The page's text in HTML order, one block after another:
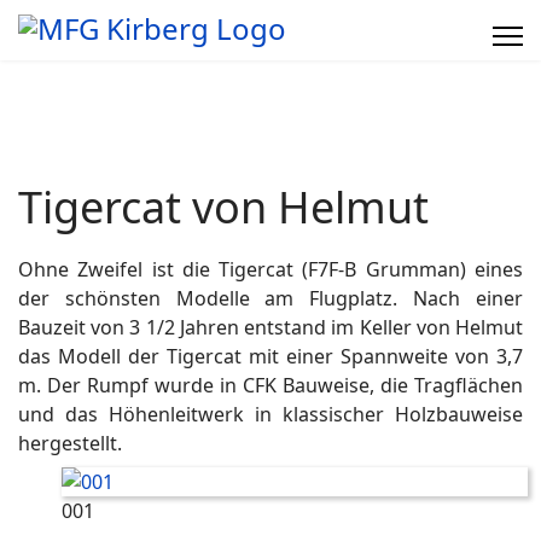
Tigercat von Helmut
Ohne Zweifel ist die Tigercat (F7F-B Grumman) eines
der schönsten Modelle am Flugplatz. Nach einer
Bauzeit von 3 1/2 Jahren entstand im Keller von Helmut
das Modell der Tigercat mit einer Spannweite von 3,7
m. Der Rumpf wurde in CFK Bauweise, die Tragflächen
und das Höhenleitwerk in klassischer Holzbauweise
hergestellt.
001